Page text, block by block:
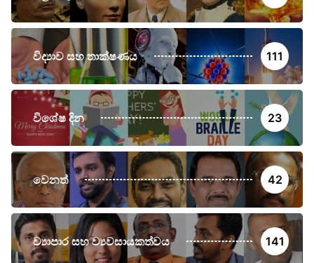
විද්‍යාව සහ තාක්ෂණය 111
විශේෂ දින 23
වෙනත් 42
ව්‍යාපාර සහ ව්‍යවසායකත්වය 141